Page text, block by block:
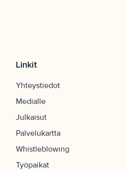
Linkit
Yhteystiedot
Medialle
Julkaisut
Palvelukartta
Whistleblowing
Työpaikat